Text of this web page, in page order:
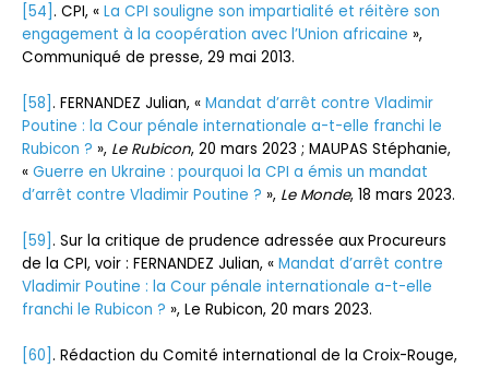
[54] . CPI, « La CPI souligne son impartialité et réitère son
engagement à la coopération avec l’Union africaine »,
Communiqué de presse, 29 mai 2013.
[58] . FERNANDEZ Julian, « Mandat d’arrêt contre Vladimir
Poutine : la Cour pénale internationale a-t-elle franchi le
Rubicon ? », Le Rubicon, 20 mars 2023 ; MAUPAS Stéphanie,
« Guerre en Ukraine : pourquoi la CPI a émis un mandat
d’arrêt contre Vladimir Poutine ? », Le Monde, 18 mars 2023.
[59] . Sur la critique de prudence adressée aux Procureurs
de la CPI, voir : FERNANDEZ Julian, « Mandat d’arrêt contre
Vladimir Poutine : la Cour pénale internationale a-t-elle
franchi le Rubicon ? », Le Rubicon, 20 mars 2023.
[60] . Rédaction du Comité international de la Croix-Rouge,